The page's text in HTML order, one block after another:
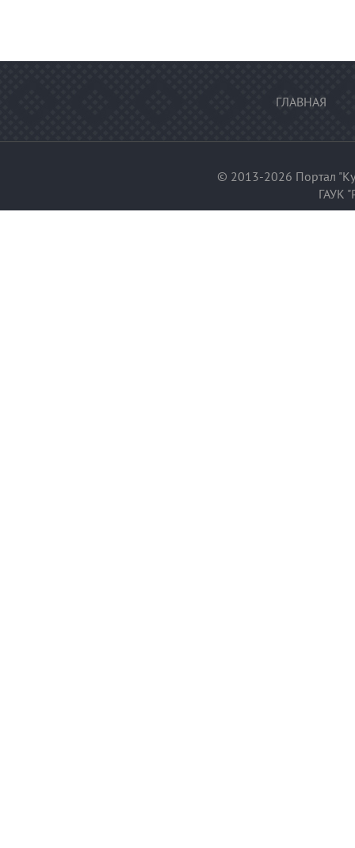
ГЛАВНАЯ
© 2013-2026 Портал
ГАУК